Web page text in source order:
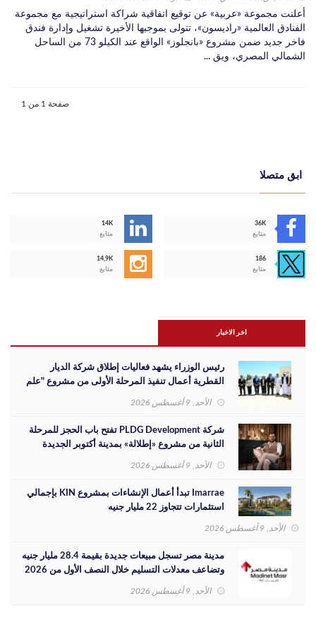
أعلنت مجموعة «عربية» عن توقيع اتفاقية شراكة استراتيجية مع مجموعة
الفنادق العالمية «راديسون»، تتولى بموجبها الأخيرة تشغيل وإدارة فندق
فاخر جديد ضمن مشروع «بانجلوز» الواقع عند الكيلو 73 من الساحل
الشمالي المصري، ويق ...
صفحة 1 من 1
ابق متصلا
14K
متابع
36K
متابع
14,9K
متابع
186
متابع
اخر الاخبار
رئيس الوزراء يشهد فعاليات إطلاق شركة الديار
القطرية أعمال تنفيذ المرحلة الأولى من مشروع "علم
الروم" بشراكة مصرية
الأحد, 9 أغسطس 2026
شركة PLDG Development تفتح باب الحجز للمرحلة
الثانية من مشروع «إطلالة» بمدينة أكتوبر الجديدة
الأحد, 9 أغسطس 2026
Imarrae تبدأ أعمال الإنشاءات بمشروع KIN بإجمالي
استثمارات تتجاوز 22 مليار جنيه
الأحد, 9 أغسطس 2026
مدينة مصر تسجل مبيعات جديدة بقيمة 28.4 مليار جنيه
وتضاعف معدلات التسليم خلال النصف الأول من 2026
الأحد, 9 أغسطس 2026